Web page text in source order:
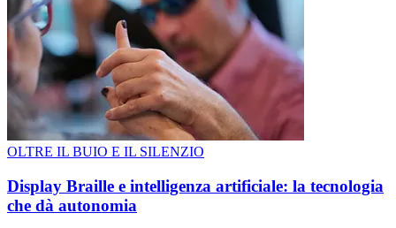
OLTRE IL BUIO E IL SILENZIO
Display Braille e intelligenza artificiale: la tecnologia
che dà autonomia